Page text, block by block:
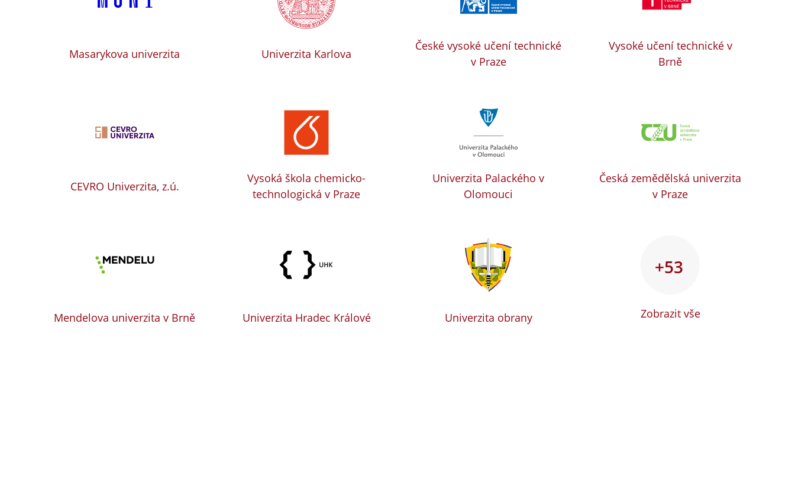
Masarykova univerzita Univerzita Karlova
České vysoké učení technické
v Praze
Vysoké učení technické v
Brně
CEVRO Univerzita, z.ú.
Vysoká škola chemicko-
technologická v Praze
Univerzita Palackého v
Olomouci
Česká zemědělská univerzita
v Praze
Mendelova univerzita v Brně Univerzita Hradec Králové Univerzita obrany
+53
Zobrazit vše